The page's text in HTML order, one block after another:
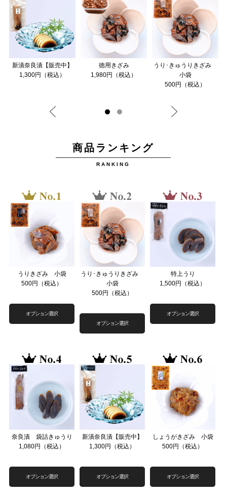
新漬奈良漬【販売中】
1,300円（税込）
徳用きざみ
1,980円（税込）
うり･きゅうりきざみ
小袋
500円（税込）
商品ランキング
RANKING
うりきざみ 小袋
500円（税込）
うり･きゅうりきざみ
小袋
500円（税込）
特上うり
1,500円（税込）
奈良漬 袋詰きゅうり
1,080円（税込）
新漬奈良漬【販売中】
1,300円（税込）
しょうがきざみ 小袋
500円（税込）